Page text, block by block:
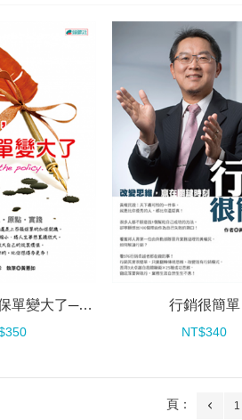
親愛的，我把保單變大了──1，就是無限 行銷很簡單
NT$340
頁： 1